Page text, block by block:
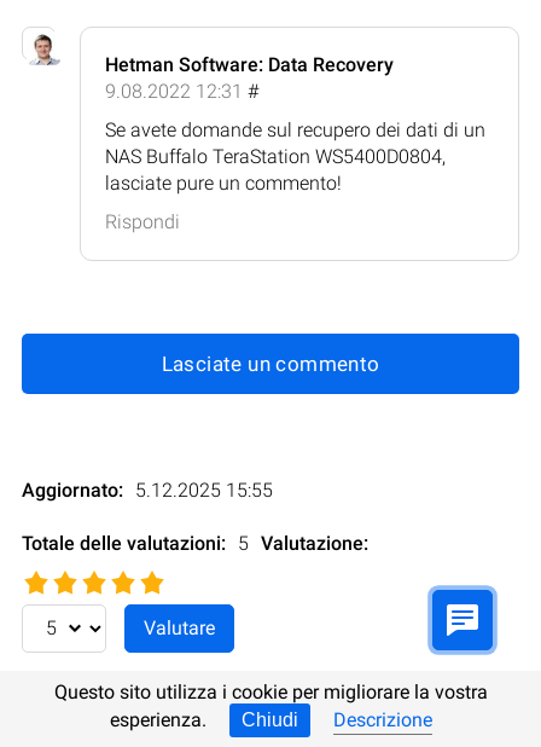
Hetman Software: Data Recovery
9.08.2022 12:31 #
Se avete domande sul recupero dei dati di un
NAS Buffalo TeraStation WS5400D0804,
lasciate pure un commento!
Rispondi
Lasciate un commento
Aggiornato: 5.12.2025 15:55
Totale delle valutazioni: 5 Valutazione:
In altre lingue: Inglese Tedesco Spagnolo
Russo Turco
Questo sito utilizza i cookie per migliorare la vostra
esperienza.
Chiudi Descrizione